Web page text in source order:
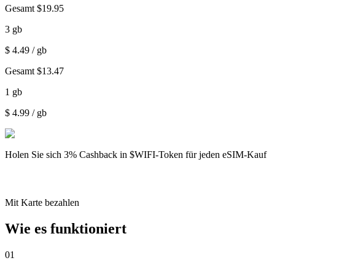
Gesamt $19.95
3 gb
$ 4.49 / gb
Gesamt $13.47
1 gb
$ 4.99 / gb
Holen Sie sich 3% Cashback in $WIFI-Token für jeden eSIM-Kauf
Mit Karte bezahlen
Wie es funktioniert
01